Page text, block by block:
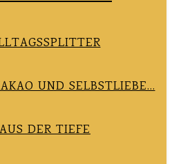
UND SELBSTLIEBE…
AUS DER TIEFE